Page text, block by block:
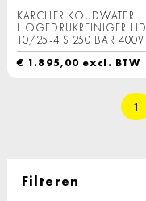
Filteren
KARCHER KOUDWATER
HOGEDRUKREINIGER HD
10/25-4 S 250 BAR 400V
€ 1.895,00 excl. BTW
1